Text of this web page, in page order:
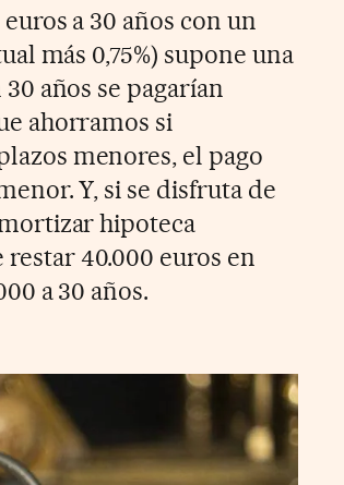
a 30 años con un
más 0,75%) supone una
años se pagarían
ahorramos si
menores, el pago
Y, si se disfruta de
hipoteca
40.000 euros en
a 30 años.